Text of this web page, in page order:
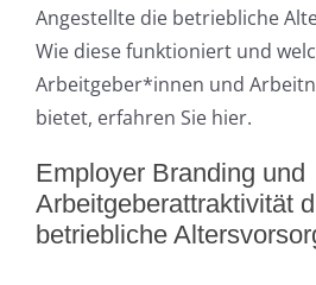
Angestellte die betriebliche
Wie diese funktioniert und
Arbeitgeber*innen und
bietet, erfahren Sie hier.
Employer Branding und
Arbeitgeberattraktivität
betriebliche